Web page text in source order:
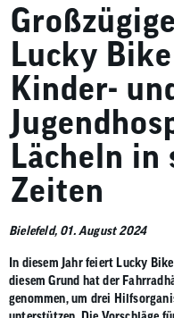
Lucky
Kinder-
Lächeln in
Zeiten
Bielefeld, 01. August 2024
In diesem Jahr feiert Lucky
diesem Grund hat der
genommen, um drei